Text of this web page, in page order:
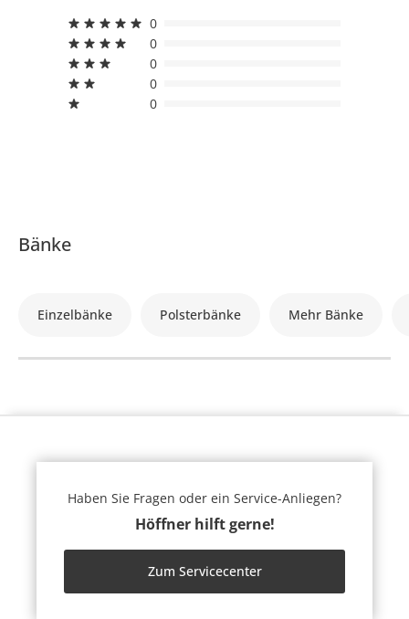
0
0
0
0
0
Bänke
Einzelbänke Polsterbänke Mehr Bänke
Haben Sie Fragen oder ein Service-Anliegen?
Höffner hilft gerne!
Zum Servicecenter